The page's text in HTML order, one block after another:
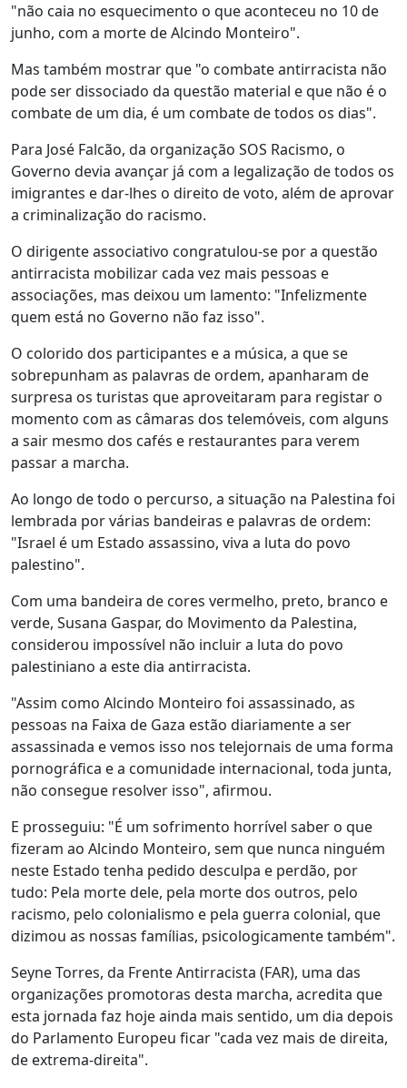
"não caia no esquecimento o que aconteceu no 10 de
junho, com a morte de Alcindo Monteiro".
Mas também mostrar que "o combate antirracista não
pode ser dissociado da questão material e que não é o
combate de um dia, é um combate de todos os dias".
Para José Falcão, da organização SOS Racismo, o
Governo devia avançar já com a legalização de todos os
imigrantes e dar-lhes o direito de voto, além de aprovar
a criminalização do racismo.
O dirigente associativo congratulou-se por a questão
antirracista mobilizar cada vez mais pessoas e
associações, mas deixou um lamento: "Infelizmente
quem está no Governo não faz isso".
O colorido dos participantes e a música, a que se
sobrepunham as palavras de ordem, apanharam de
surpresa os turistas que aproveitaram para registar o
momento com as câmaras dos telemóveis, com alguns
a sair mesmo dos cafés e restaurantes para verem
passar a marcha.
Ao longo de todo o percurso, a situação na Palestina foi
lembrada por várias bandeiras e palavras de ordem:
"Israel é um Estado assassino, viva a luta do povo
palestino".
Com uma bandeira de cores vermelho, preto, branco e
verde, Susana Gaspar, do Movimento da Palestina,
considerou impossível não incluir a luta do povo
palestiniano a este dia antirracista.
"Assim como Alcindo Monteiro foi assassinado, as
pessoas na Faixa de Gaza estão diariamente a ser
assassinada e vemos isso nos telejornais de uma forma
pornográfica e a comunidade internacional, toda junta,
não consegue resolver isso", afirmou.
E prosseguiu: "É um sofrimento horrível saber o que
fizeram ao Alcindo Monteiro, sem que nunca ninguém
neste Estado tenha pedido desculpa e perdão, por
tudo: Pela morte dele, pela morte dos outros, pelo
racismo, pelo colonialismo e pela guerra colonial, que
dizimou as nossas famílias, psicologicamente também".
Seyne Torres, da Frente Antirracista (FAR), uma das
organizações promotoras desta marcha, acredita que
esta jornada faz hoje ainda mais sentido, um dia depois
do Parlamento Europeu ficar "cada vez mais de direita,
de extrema-direita".